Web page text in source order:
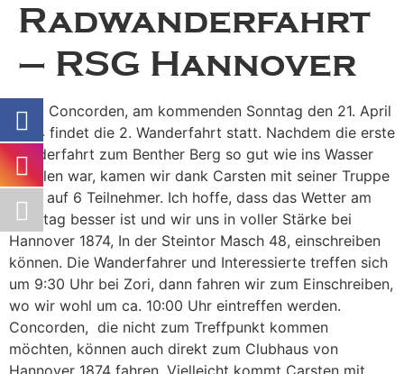
Radwanderfahrt
– RSG Hannover
Hallo Concorden, am kommenden Sonntag den 21. April
2024 findet die 2. Wanderfahrt statt. Nachdem die erste
Wanderfahrt zum Benther Berg so gut wie ins Wasser
gefallen war, kamen wir dank Carsten mit seiner Truppe
noch auf 6 Teilnehmer. Ich hoffe, dass das Wetter am
Sonntag besser ist und wir uns in voller Stärke bei
Hannover 1874, In der Steintor Masch 48, einschreiben
können. Die Wanderfahrer und Interessierte treffen sich
um 9:30 Uhr bei Zori, dann fahren wir zum Einschreiben,
wo wir wohl um ca. 10:00 Uhr eintreffen werden.
Concorden, die nicht zum Treffpunkt kommen
möchten, können auch direkt zum Clubhaus von
Hannover 1874 fahren. Vielleicht kommt Carsten mit